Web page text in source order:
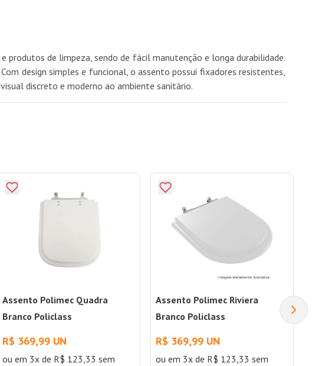
de limpeza, sendo de fácil manutenção e longa durabilidade.
design simples e funcional, o assento possui fixadores resistentes,
discreto e moderno ao ambiente sanitário.
Assento Polimec Quadra
Branco Policlass
R$ 369,99 UN
ouem 3x de R$ 123,33 sem
Assento Polimec Riviera
Branco Policlass
R$ 369,99 UN
ou em 3x de R$ 123,33 sem